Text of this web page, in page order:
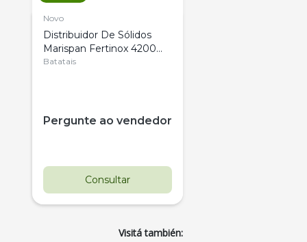
Novo
Distribuidor De Sólidos
Marispan Fertinox 4200
Citrus
Batatais
Pergunte ao vendedor
Consultar
Visitá también: